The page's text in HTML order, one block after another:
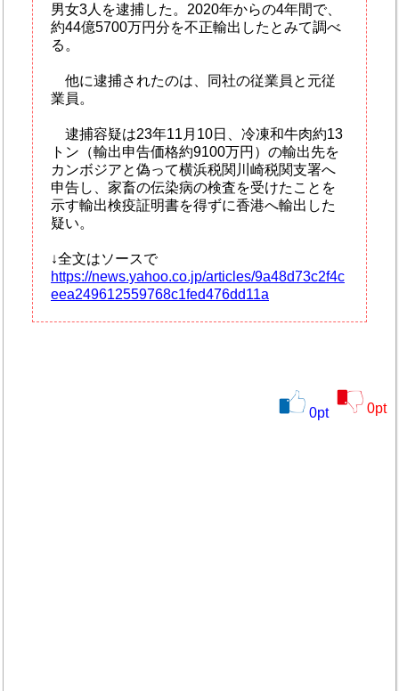
男女3人を逮捕した。2020年からの4年間で、
約44億5700万円分を不正輸出したとみて調べ
る。
他に逮捕されたのは、同社の従業員と元従
業員。
逮捕容疑は23年11月10日、冷凍和牛肉約13
トン（輸出申告価格約9100万円）の輸出先を
カンボジアと偽って横浜税関川崎税関支署へ
申告し、家畜の伝染病の検査を受けたことを
示す輸出検疫証明書を得ずに香港へ輸出した
疑い。
↓全文はソースで
https://news.yahoo.co.jp/articles/9a48d73c2f4c
eea249612559768c1fed476dd11a
0pt 0pt